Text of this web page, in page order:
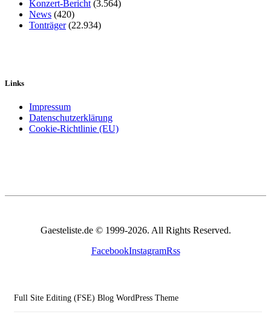
Konzert-Bericht (3.564)
News (420)
Tonträger(22.934)
Links
Impressum
Datenschutzerklärung
Cookie-Richtlinie (EU)
Gaesteliste.de © 1999-2026. All Rights Reserved.
FacebookInstagramRss
Full Site Editing (FSE) Blog WordPress Theme